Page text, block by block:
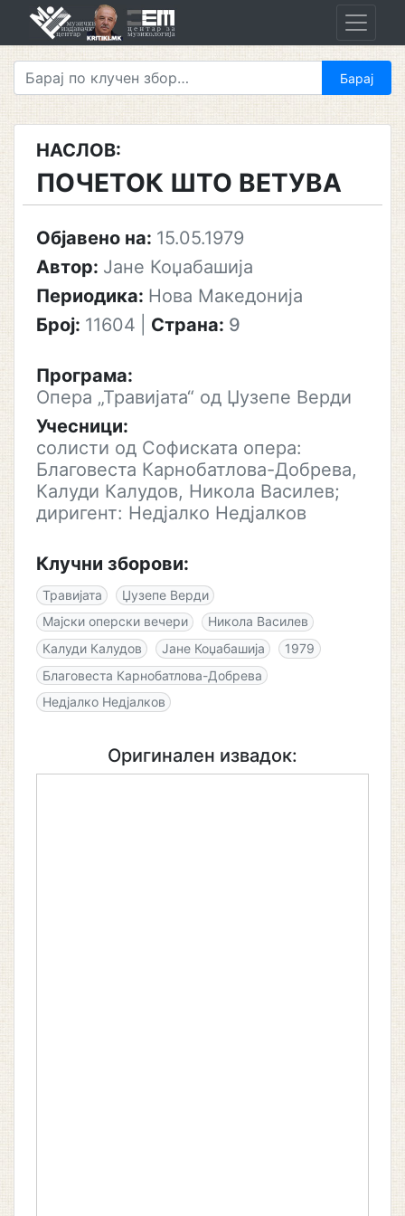
НАСЛОВ:
ПОЧЕТОК ШТО ВЕТУВА
Објавено на: 15.05.1979
Автор: Јане Коџабашија
Периодика: Нова Македонија
Број: 11604 Страна: 9
Програма:
Опера „Травијата“ од Џузепе Верди
Учесници:
солисти од Софиската опера:
Благовеста Карнобатлова-Добрева,
Калуди Калудов, Никола Василев;
диригент: Недјалко Недјалков
Клучни зборови:
Травијата
Џузепе Верди
Мајски оперски вечери
Никола Василев
Калуди Калудов
Јане Коџабашија
1979
Благовеста Карнобатлова-Добрева
Недјалко Недјалков
Оригинален извадок: